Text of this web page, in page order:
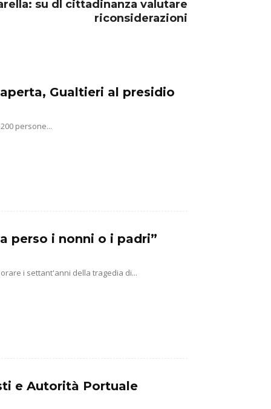
su dl cittadinanza valutare
riconsiderazioni
Gualtieri al presidio
persone...
perso i nonni o i padri”
i settant'anni della tragedia di...
e Autorità Portuale